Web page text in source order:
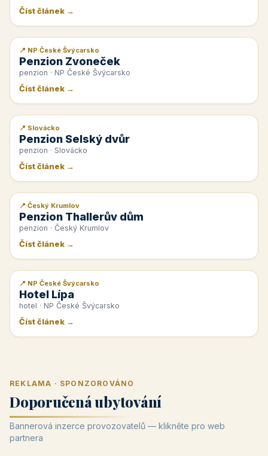
Číst článek →
📰 PR článek
📍 NP České Švýcarsko
Penzion Zvoneček
penzion · NP České Švýcarsko
Číst článek →
📰 PR článek
📍 Slovácko
Penzion Selský dvůr
penzion · Slovácko
Číst článek →
📰 PR článek
📍 Český Krumlov
Penzion Thallerův dům
penzion · Český Krumlov
Číst článek →
📰 PR článek
📍 NP České Švýcarsko
Hotel Lípa
hotel · NP České Švýcarsko
Číst článek →
REKLAMA · SPONZOROVÁNO
Doporučená ubytování
Bannerová inzerce provozovatelů — klikněte pro web
partnera